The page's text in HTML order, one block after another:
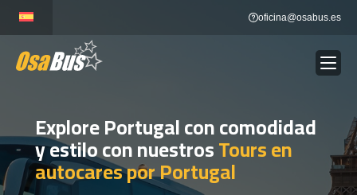
content
oficina@osabus.es
ALQUILER DE AUTOCARES Show dropdown
DESTINOS Show dropdown
Explore Portugal con comodidad
y estilo con nuestrosTours en
autocares por Portugal